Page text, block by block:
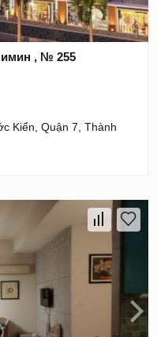
, № 255
Kiển, Quận 7, Thành